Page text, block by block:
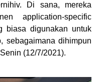
Di sana, mereka
application-specific
biasa digunakan untuk
sebagaimana dihimpun
(12/7/2021).